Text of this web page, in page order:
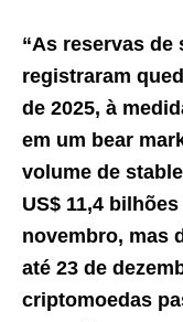
“As reservas
registraram
de 2025, à
em um bear
volume de
US$ 11,4
novembro, mas
até 23 de
criptomoedas